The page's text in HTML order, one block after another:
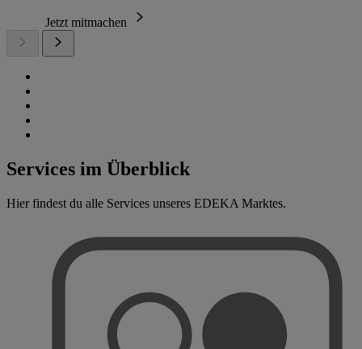
Jetzt mitmachen
Services im Überblick
Hier findest du alle Services unseres EDEKA Marktes.